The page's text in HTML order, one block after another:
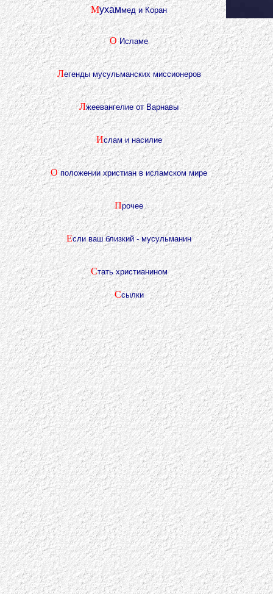
Мухаммед и Коран
О Исламе
Легенды мусульманских миссионеров
Лжеевангелие от Варнавы
Ислам и насилие
О положении христиан в исламском мире
Прочее
Если ваш близкий - мусульманин
Стать христианином
Ссылки